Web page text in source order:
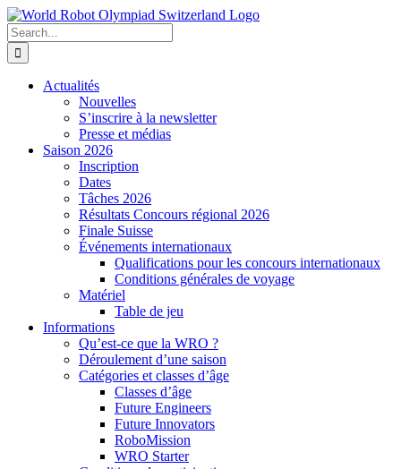
Skip
to
content
Search
for:
Actualités
Nouvelles
S’inscrire à la newsletter
Presse et médias
Saison 2026
Inscription
Dates
Tâches 2026
Résultats Concours régional 2026
Finale Suisse
Événements internationaux
Qualifications pour les concours internationaux
Conditions générales de voyage
Matériel
Table de jeu
Informations
Qu’est-ce que la WRO ?
Déroulement d’une saison
Catégories et classes d’âge
Classes d’âge
Future Engineers
Future Innovators
RoboMission
WRO Starter